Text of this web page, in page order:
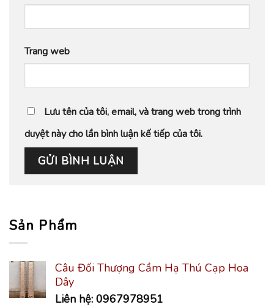
Trang web
Lưu tên của tôi, email, và trang web trong trình
duyệt này cho lần bình luận kế tiếp của tôi.
Sản Phẩm
Câu Đối Thượng Cầm Hạ Thú Cạp Hoa
Dây
Liên hệ: 0967978951